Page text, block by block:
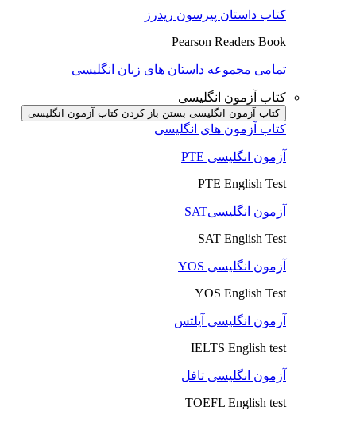
کتاب داستان پیرسون ریدرز
Pearson Readers Book
تمامی مجموعه داستان های زبان انگلیسی
کتاب آزمون انگلیسی
کتاب آزمون انگلیسی بستن باز کردن کتاب آزمون انگلیسی
کتاب آزمون های انگلیسی
آزمون انگلیسی PTE
PTE English Test
آزمون انگلیسیSAT
SAT English Test
آزمون انگلیسی YOS
YOS English Test
آزمون انگلیسی آیلتس
IELTS English test
آزمون انگلیسی تافل
TOEFL English test